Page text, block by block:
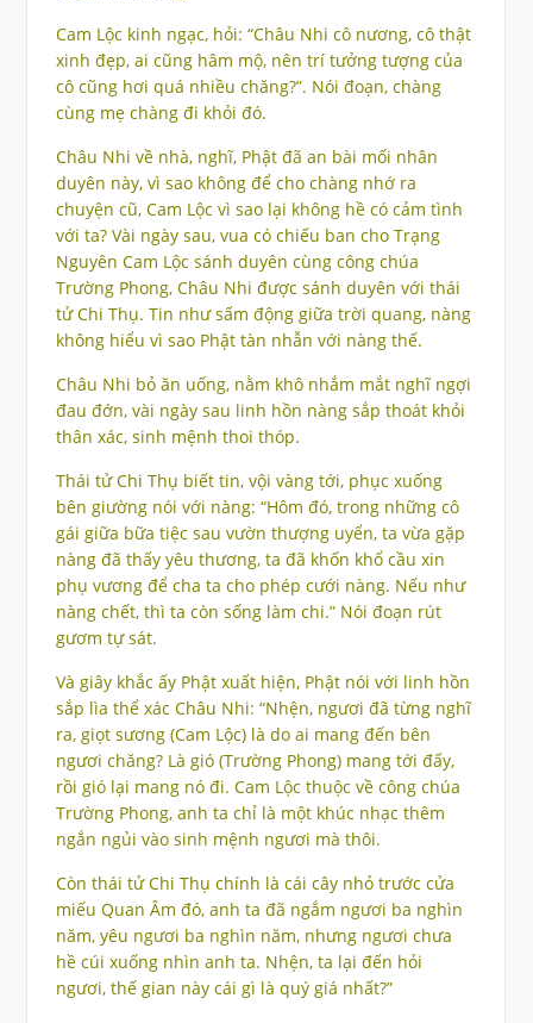
Cam Lộc kinh ngạc, hỏi: “Châu Nhi cô nương, cô thật
xinh đẹp, ai cũng hâm mộ, nên trí tưởng tượng của
cô cũng hơi quá nhiều chăng?”. Nói đoạn, chàng
cùng mẹ chàng đi khỏi đó.
Châu Nhi về nhà, nghĩ, Phật đã an bài mối nhân
duyên này, vì sao không để cho chàng nhớ ra
chuyện cũ, Cam Lộc vì sao lại không hề có cảm tình
với ta? Vài ngày sau, vua có chiếu ban cho Trạng
Nguyên Cam Lộc sánh duyên cùng công chúa
Trường Phong, Châu Nhi được sánh duyên với thái
tử Chi Thụ. Tin như sấm động giữa trời quang, nàng
không hiểu vì sao Phật tàn nhẫn với nàng thế.
Châu Nhi bỏ ăn uống, nằm khô nhắm mắt nghĩ ngợi
đau đớn, vài ngày sau linh hồn nàng sắp thoát khỏi
thân xác, sinh mệnh thoi thóp.
Thái tử Chi Thụ biết tin, vội vàng tới, phục xuống
bên giường nói với nàng: “Hôm đó, trong những cô
gái giữa bữa tiệc sau vườn thượng uyển, ta vừa gặp
nàng đã thấy yêu thương, ta đã khốn khổ cầu xin
phụ vương để cha ta cho phép cưới nàng. Nếu như
nàng chết, thì ta còn sống làm chi.” Nói đoạn rút
gươm tự sát.
Và giây khắc ấy Phật xuất hiện, Phật nói với linh hồn
sắp lìa thể xác Châu Nhi: “Nhện, ngươi đã từng nghĩ
ra, giọt sương (Cam Lộc) là do ai mang đến bên
ngươi chăng? Là gió (Trường Phong) mang tới đấy,
rồi gió lại mang nó đi. Cam Lộc thuộc về công chúa
Trường Phong, anh ta chỉ là một khúc nhạc thêm
ngắn ngủi vào sinh mệnh ngươi mà thôi.
Còn thái tử Chi Thụ chính là cái cây nhỏ trước cửa
miếu Quan Âm đó, anh ta đã ngắm ngươi ba nghìn
năm, yêu ngươi ba nghìn năm, nhưng ngươi chưa
hề cúi xuống nhìn anh ta. Nhện, ta lại đến hỏi
ngươi, thế gian này cái gì là quý giá nhất?”